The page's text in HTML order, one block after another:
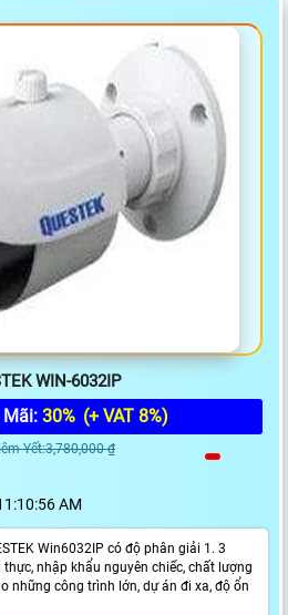
WIN-6032IP
Mãi: 30% (+ VAT 8%)
Yết:3,780,000 ₫
AM
Win6032IP có độ phân giải 1. 3
nhập khẩu nguyên chiếc, chất lượng
những công trình lớn, dự án đi xa, độ ổn